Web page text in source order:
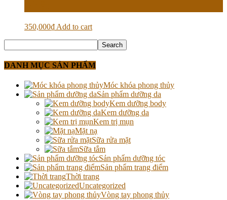
350,000₫ Add to cart
DANH MỤC SẢN PHẨM
Móc khóa phong thủy
Sản phẩm dưỡng da
Kem dưỡng body
Kem dưỡng da
Kem trị mụn
Mặt nạ
Sữa rửa mặt
Sữa tắm
Sản phẩm dưỡng tóc
Sản phẩm trang điểm
Thời trang
Uncategorized
Vòng tay phong thủy